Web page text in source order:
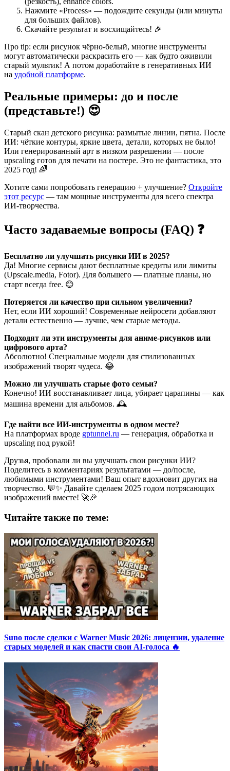
Нажмите «Process» — подождите секунды (или минуты
для больших файлов).
Скачайте результат и восхищайтесь! 🎉
Про tip: если рисунок чёрно-белый, многие инструменты
могут автоматически раскрасить его — как будто оживили
старый мультик! А потом доработайте в генеративных ИИ
на удобной платформе.
Реальные примеры: до и после
(представьте!) 😍
Старый скан детского рисунка: размытые линии, пятна. После
ИИ: чёткие контуры, яркие цвета, детали, которых не было!
Или генерированный арт в низком разрешении — после
upscaling готов для печати на постере. Это не фантастика, это
2025 год! 🌈
Хотите сами попробовать генерацию + улучшение? Откройте
этот ресурс — там мощные инструменты для всего спектра
ИИ-творчества.
Часто задаваемые вопросы (FAQ) ❓
Бесплатно ли улучшать рисунки ИИ в 2025?
Да! Многие сервисы дают бесплатные кредиты или лимиты
(Upscale.media, Fotor). Для большего — платные планы, но
старт всегда free. 😊
Потеряется ли качество при сильном увеличении?
Нет, если ИИ хороший! Современные нейросети добавляют
детали естественно — лучше, чем старые методы.
Подходят ли эти инструменты для аниме-рисунков или
цифрового арта?
Абсолютно! Специальные модели для стилизованных
изображений творят чудеса. 😂
Можно ли улучшать старые фото семьи?
Конечно! ИИ восстанавливает лица, убирает царапины — как
машина времени для альбомов. 🕰️
Где найти все ИИ-инструменты в одном месте?
На платформах вроде gptunnel.ru — генерация, обработка и
upscaling под рукой!
Друзья, пробовали ли вы улучшать свои рисунки ИИ?
Поделитесь в комментариях результатами — до/после,
любимыми инструментами! Ваш опыт вдохновит других на
творчество. 💬✨ Давайте сделаем 2025 годом потрясающих
изображений вместе! 🚀🎉
Читайте также по теме:
Suno после сделки с Warner Music 2026: лицензии, удаление
старых моделей и как спасти свои AI-голоса 🔥